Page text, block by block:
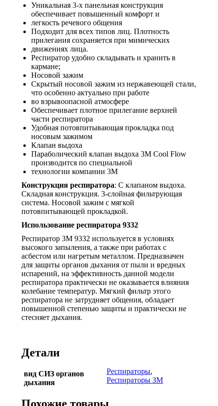
Уникальная 3-х панельная конструкция
обеспечивает повышенный комфорт и
легкость речевого общения
Подходит для всех типов лиц. Плотность
прилегания сохраняется при мимических
движениях лица.
Респиратор удобно складывать и хранить в
кармане;
Носовой зажим
Скрытый носовой зажим из нержавеющей стали,
что особенно актуально при работе
во взрывоопасной атмосфере
Обеспечивает плотное прилегание верхней
части респиратора
Удобная потовпитывающая прокладка под
носовым зажимом
Клапан выдоха
Параболический клапан выдоха 3М Cool Flow
производится по специальной
технологии компании 3М
Конструкция респиратора: С клапаном выдоха.
Складная конструкция. 3-слойная фильтрующая
система. Носовой зажим с мягкой
потовпитывающей прокладкой.
Использование респиратора 9332
Респиратор 3М 9332 используется в условиях
высокого запыления, а также при работах с
асбестом или нагретым металлом. Предназначен
для защиты органов дыхания от пыли и вредных
испарений, на эффективность данной модели
респиратора практически не оказывается влияния
колебание температур. Мягкий фильтр этого
респиратора не затрудняет общения, обладает
повышенной степенью защиты и практически не
стесняет дыхания.
Детали
вид СИЗ органов
дыхания
Респираторы,
Респираторы ЗМ